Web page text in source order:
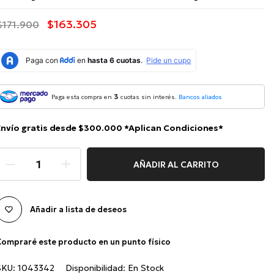
$163.305
Paga esta compra en 3 cuotas sin interés. Bancos aliados
gratis desde $300.000 *Aplican Condiciones*
AÑADIR AL CARRITO
Añadir a lista de deseos
este producto en un punto físico
1043342 Disponibilidad: En Stock